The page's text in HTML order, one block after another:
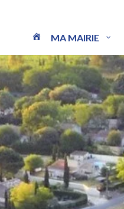
MA MAIRIE